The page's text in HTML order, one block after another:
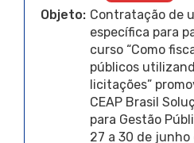
Objeto: Contratação de
específica para
curso “Como
públicos
licitações”
CEAP Brasil
para Gestão
27 a 30 de junho